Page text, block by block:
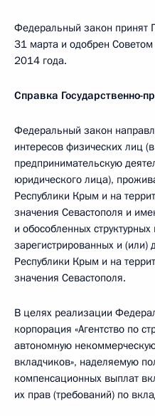
Федеральный закон принят
31 марта и одобрен
2014 года.
Справка Государственно-
Федеральный закон
интересов физических лиц
предпринимательскую
юридического лица),
Республики Крым и на
значения Севастополя и
и обособленных
зарегистрированных и (или)
Республики Крым и на
значения Севастополя.
В целях реализации
корпорация «Агентство по
автономную
вкладчиков», наделяемую
компенсационных выплат
их прав (требований) по